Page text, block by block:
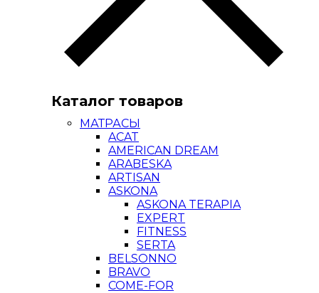
Каталог товаров
МАТРАСЫ
ACAT
AMERICAN DREAM
ARABESKA
ARTISAN
ASKONA
ASKONA TERAPIA
EXPERT
FITNESS
SERTA
BELSONNO
BRAVO
COME-FOR